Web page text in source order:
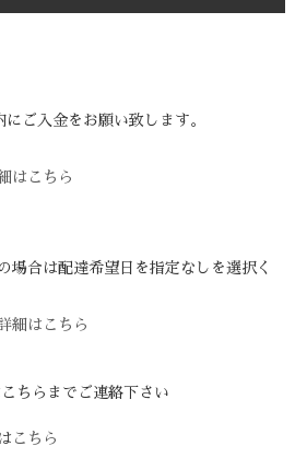
ご入金をお願い致します。
はこちら
場合は配達希望日を指定なしを選択く
細はこちら
ちらまでご連絡下さい
こちら